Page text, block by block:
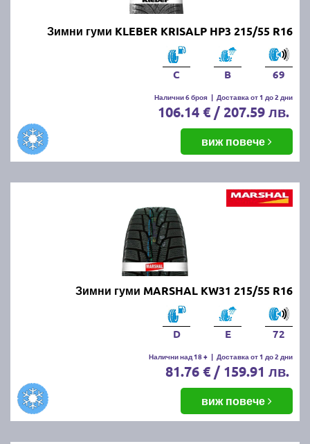
Зимни гуми KLEBER KRISALP HP3 215/55 R16
C B 69
Налични 6 броя | Доставка от 1 до 2 дни
106.14 € / 207.59 лв.
виж повече
Зимни гуми MARSHAL KW31 215/55 R16
D E 72
Налични над 18 + | Доставка от 1 до 2 дни
81.76 € / 159.91 лв.
виж повече